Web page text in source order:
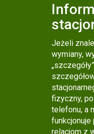
Jeżeli
wymiany,
fizyczny,
telefonu, a
funkcjonuje
relacjom z